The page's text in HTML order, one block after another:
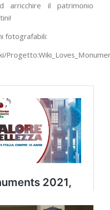
arricchire il patrimonio
fotografabili: